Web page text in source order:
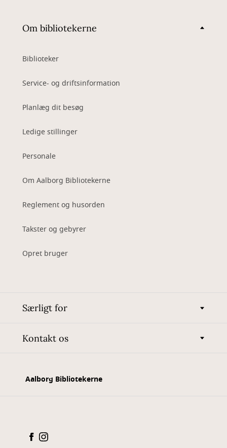
Om bibliotekerne
Biblioteker
Service- og driftsinformation
Planlæg dit besøg
Ledige stillinger
Personale
Om Aalborg Bibliotekerne
Reglement og husorden
Takster og gebyrer
Opret bruger
Særligt for
Kontakt os
Aalborg Bibliotekerne